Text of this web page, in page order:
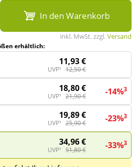
In den Warenkorb
inkl. MwSt. zzgl.Versand
erhältlich:
11,93 €
UVP¹ 12,50 €
18,80 €
UVP¹ 21,90 € -14%3
19,89 €
UVP¹ 25,90 € -23%3
34,96 €
UVP¹ 51,80 € -33%3